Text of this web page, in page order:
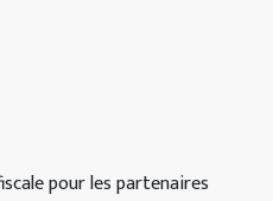
pour les partenaires